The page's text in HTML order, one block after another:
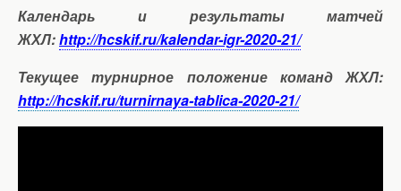
Календарь и результаты матчей
ЖХЛ:http://hcskif.ru/kalendar-igr-2020-21/
Текущее турнирное положение команд ЖХЛ:
http://hcskif.ru/turnirnaya-tablica-2020-21/